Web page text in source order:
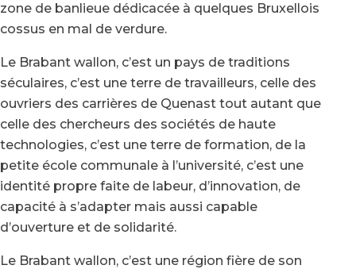
zone de banlieue dédicacée à quelques Bruxellois
cossus en mal de verdure.
Le Brabant wallon, c’est un pays de traditions
séculaires, c’est une terre de travailleurs, celle des
ouvriers des carrières de Quenast tout autant que
celle des chercheurs des sociétés de haute
technologies, c’est une terre de formation, de la
petite école communale à l’université, c’est une
identité propre faite de labeur, d’innovation, de
capacité à s’adapter mais aussi capable
d’ouverture et de solidarité.
Le Brabant wallon, c’est une région fière de son